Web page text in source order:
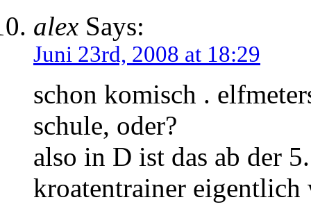
alex Says:
Juni 23rd, 2008 at 18:29
schon komisch .
schule, oder?
also in D ist das ab der
kroatentrainer eigentlich